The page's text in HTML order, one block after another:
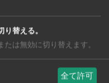
略【2026年版】
替える。
たは無効に切り替えます。
全て許可